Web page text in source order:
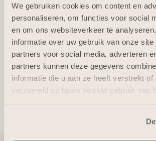
We gebruiken cookies om content en
personaliseren, om functies voor social
en om ons websiteverkeer te
informatie over uw gebruik van onze site
partners voor social media, adverteren
partners kunnen deze gegevens
informatie die u aan ze heeft verstrekt of
verzameld op basis van uw gebruik van